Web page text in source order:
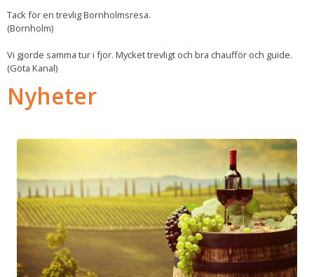
Tack för en trevlig Bornholmsresa.
(Bornholm)
Vi gjorde samma tur i fjor. Mycket trevligt och bra chaufför och guide.
(Göta Kanal)
Nyheter